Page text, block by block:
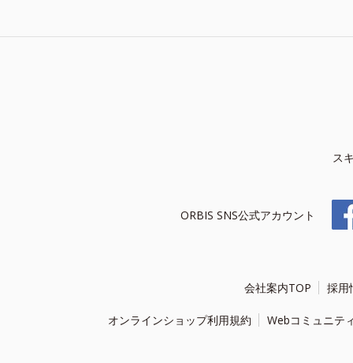
ス
ORBIS SNS公式アカウント
会社案内TOP 採用
オンラインショップ利用規約 Webコミュニテ